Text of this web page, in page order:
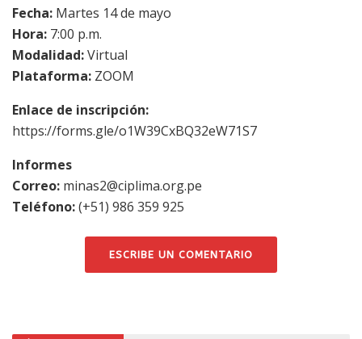
Fecha: Martes 14 de mayo
Hora: 7:00 p.m.
Modalidad:Virtual
Plataforma: ZOOM
Enlace de inscripción:
https://forms.gle/o1W39CxBQ32eW71S7
Informes
Correo: minas2@ciplima.org.pe
Teléfono:(+51) 986 359 925
ESCRIBE UN COMENTARIO